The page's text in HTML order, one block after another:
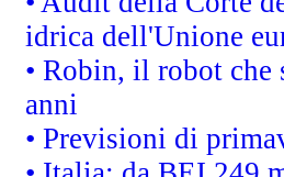
idrica dell'Unione
• Robin, il robot che
anni
• Previsioni di